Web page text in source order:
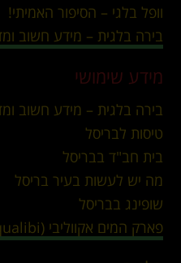
וופל בלגי – הסיפור האמיתי!
בירה בלגית – מידע חשוב
מידע שימושי
בירה בלגית – מידע חשוב
טיסות לבריסל
בית חב"ד בבריסל
מה יש לעשות בעיר בריסל
שופינג בבריסל
פארק המים אקווליבי (Aqualibi)